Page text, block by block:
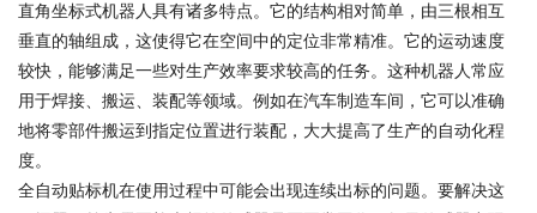
直角坐标式机器人具有诸多特点。它的结构相对简单，由三根相互
垂直的轴组成，这使得它在空间中的定位非常精准。它的运动速度
较快，能够满足一些对生产效率要求较高的任务。这种机器人常应
用于焊接、搬运、装配等领域。例如在汽车制造车间，它可以准确
地将零部件搬运到指定位置进行装配，大大提高了生产的自动化程
度。
全自动贴标机在使用过程中可能会出现连续出标的问题。要解决这